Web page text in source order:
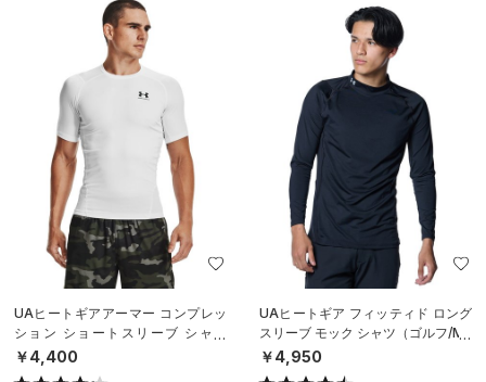
UAヒートギアアーマー コンプレッ
ション ショートスリーブ シャツ
（トレーニング/MEN）
￥4,400
UAヒートギア フィッティド ロング
スリーブ モック シャツ（ゴルフ/ME
N）
￥4,950